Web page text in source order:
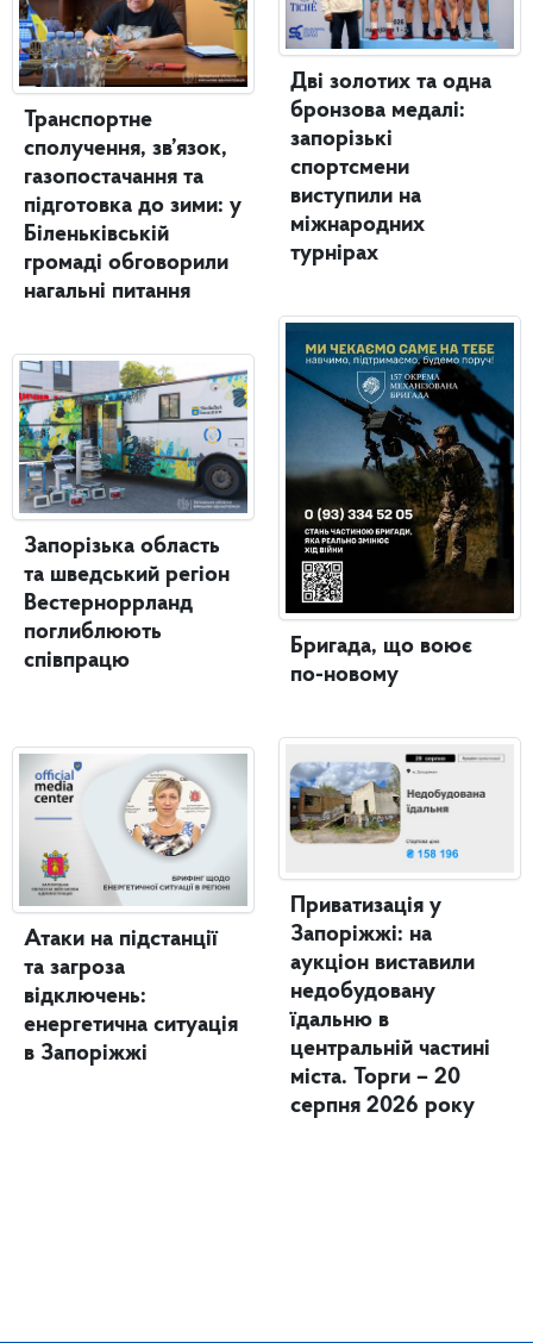
Транспортне
сполучення, зв’язок,
газопостачання та
підготовка до зими: у
Біленьківській
громаді обговорили
нагальні питання
Запорізька область
та шведський регіон
Вестерноррланд
поглиблюють
співпрацю
Атаки на підстанції
та загроза
відключень:
енергетична ситуація
в Запоріжжі
Дві золотих та одна
бронзова медалі:
запорізькі
спортсмени
виступили на
міжнародних
турнірах
Бригада, що воює
по-новому
Приватизація у
Запоріжжі: на
аукціон виставили
недобудовану
їдальню в
центральній частині
міста. Торги – 20
серпня 2026 року